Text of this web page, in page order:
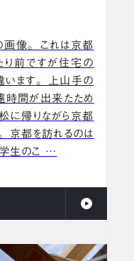
像。 これは京都
り前ですが住宅の
います。 上山手の
時間が出来たため
に帰りながら京都
京都を訪れるのは
学生のこ …